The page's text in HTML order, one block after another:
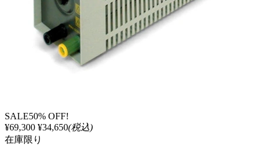
SALE50% OFF!
¥69,300 ¥34,650(税込)
在庫限り